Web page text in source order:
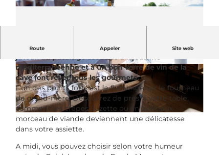
© Philippe Hahn | CC-BY-NC-ND
© Philippe Hahn |CC-BY-NC-ND © Philippe Hahn | CC-BY-NC-ND
Route Appeler Site web
Le poisson fraîchement pêché et les produits
juteux du pâturage associés à la cuisine
méditerranéenne et à un bon verre de vin de la
cave font rêver tous les gourmets.
L'un des points forts est le flambage sur le fourneau
de grand-mère. Découvrez de près, à votre table,
comment les crêpes Suzette ou un délicieux
morceau de viande deviennent une délicatesse
dans votre assiette.
A midi, vous pouvez choisir selon votre humeur